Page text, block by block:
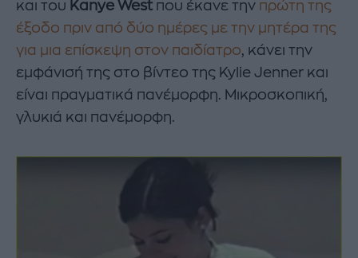
και του Kanye West που έκανε την πρώτη της
έξοδο πριν από δύο ημέρες με την μητέρα της
για μια επίσκεψη στον παιδίατρο, κάνει την
εμφάνισή της στο βίντεο της Kylie Jenner και
είναι πραγματικά πανέμορφη. Μικροσκοπική,
γλυκιά και πανέμορφη.